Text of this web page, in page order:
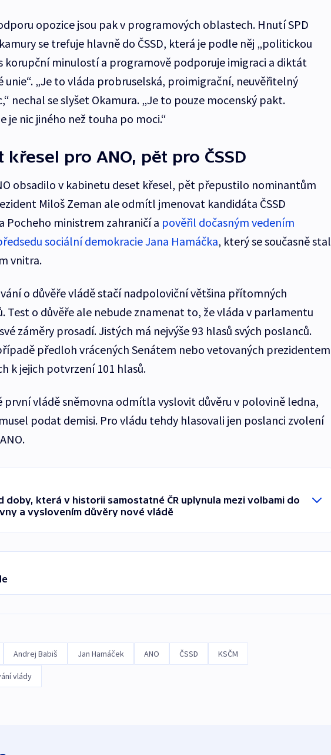
opozice jsou pak v programových oblastech. Hnutí SPD
se trefuje hlavně do ČSSD, která je podle něj „politickou
korupční minulostí a programově podporuje imigraci a diktát
unie“. „Je to vláda probruselská, proimigrační, neuvěřitelný
nechal se slyšet Okamura. „Je to pouze mocenský pakt.
je nic jiného než touha po moci.“
křesel pro ANO, pět pro ČSSD
obsadilo v kabinetu deset křesel, pět přepustilo nominantům
Miloš Zeman ale odmítl jmenovat kandidáta ČSSD
Pocheho ministrem zahraničí a pověřil dočasným vedením
sociální demokracie Jana Hamáčka, který se současně stal
vnitra.
o důvěře vládě stačí nadpoloviční většina přítomných
Test o důvěře ale nebude znamenat to, že vláda v parlamentu
záměry prosadí. Jistých má nejvýše 93 hlasů svých poslanců.
předloh vrácených Senátem nebo vetovaných prezidentem
k jejich potvrzení 101 hlasů.
první vládě sněmovna odmítla vyslovit důvěru v polovině ledna,
podat demisi. Pro vládu tehdy hlasovali jen poslanci zvolení
doby, která v historii samostatné ČR uplynula mezi volbami do
a vyslovením důvěry nové vládě
Andrej Babiš Jan Hamáček ANO ČSSD KSČM
vlády